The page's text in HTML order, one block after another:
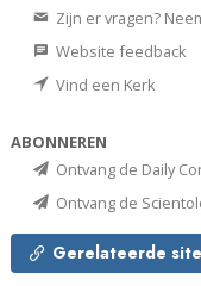
Zijn er vragen?
Website feedback
Vind een Kerk
ABONNEREN
Ontvang de Daily
Ontvang de
Gerelateerde